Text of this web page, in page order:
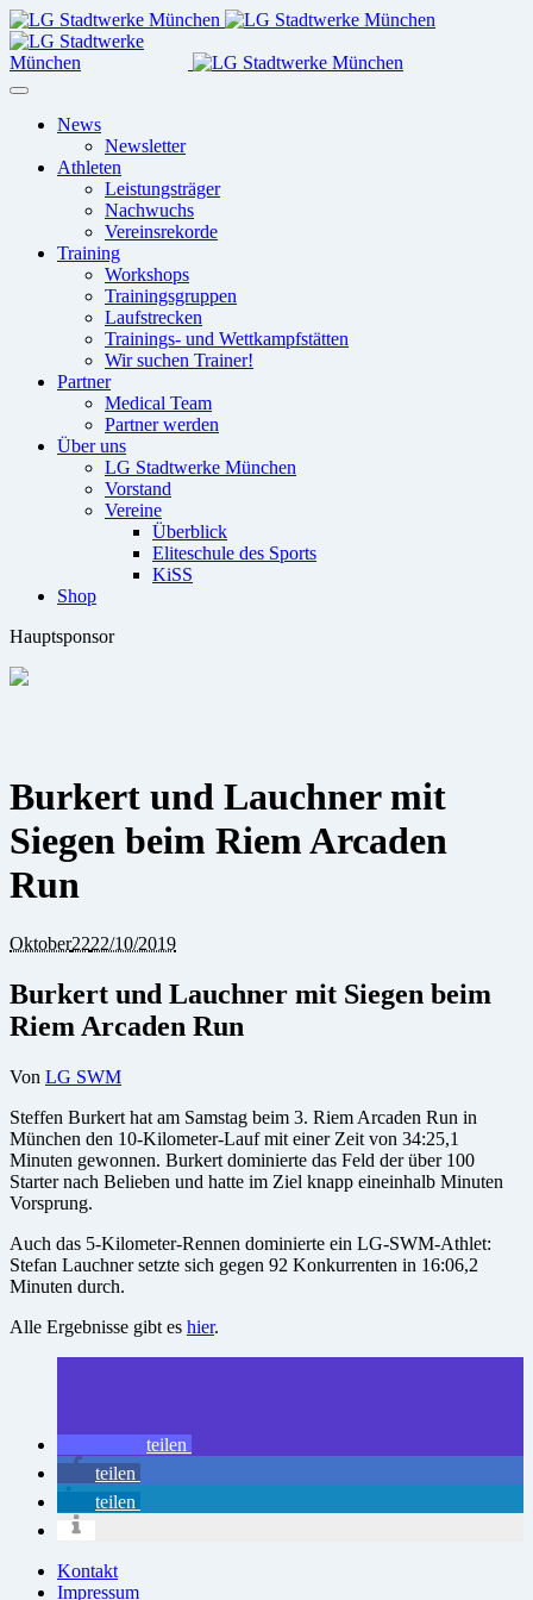
News
Newsletter
Athleten
Leistungsträger
Nachwuchs
Vereinsrekorde
Training
Workshops
Trainingsgruppen
Laufstrecken
Trainings- und Wettkampfstätten
Wir suchen Trainer!
Partner
Medical Team
Partner werden
Über uns
LG Stadtwerke München
Vorstand
Vereine
Überblick
Eliteschule des Sports
KiSS
Shop
Hauptsponsor
Burkert und Lauchner mit
Siegen beim Riem Arcaden
Run
Oktober2222/10/2019
Burkert und Lauchner mit Siegen beim
Riem Arcaden Run
Von LG SWM
Steffen Burkert hat am Samstag beim 3. Riem Arcaden Run in
München den 10-Kilometer-Lauf mit einer Zeit von 34:25,1
Minuten gewonnen. Burkert dominierte das Feld der über 100
Starter nach Belieben und hatte im Ziel knapp eineinhalb Minuten
Vorsprung.
Auch das 5-Kilometer-Rennen dominierte ein LG-SWM-Athlet:
Stefan Lauchner setzte sich gegen 92 Konkurrenten in 16:06,2
Minuten durch.
Alle Ergebnisse gibt es hier.
teilen
teilen
teilen
Kontakt
Impressum